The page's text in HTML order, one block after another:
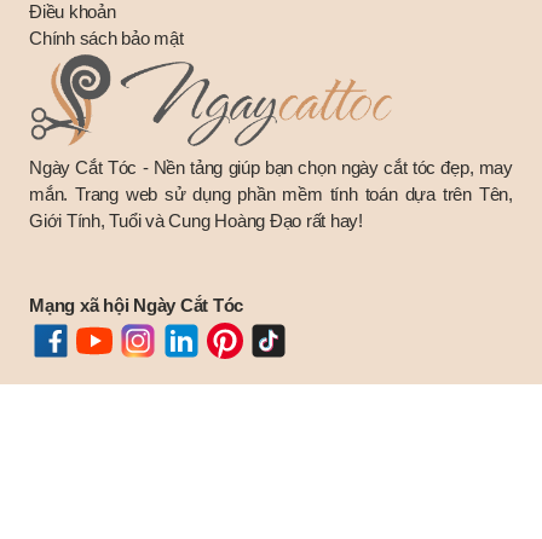
Điều khoản
Chính sách bảo mật
Ngày Cắt Tóc - Nền tảng giúp bạn chọn ngày cắt tóc đẹp, may
mắn. Trang web sử dụng phần mềm tính toán dựa trên Tên,
Giới Tính, Tuổi và Cung Hoàng Đạo rất hay!
Mạng xã hội Ngày Cắt Tóc